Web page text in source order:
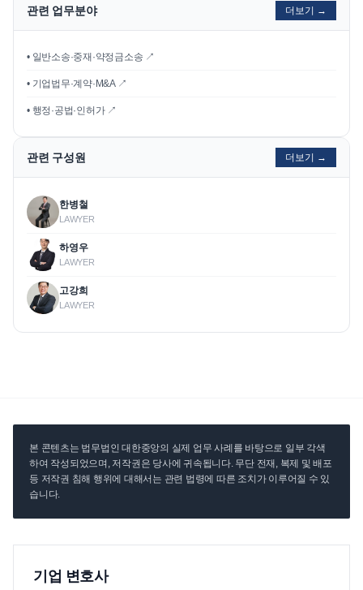
관련 업무분야 더보기 →
• 일반소송·중재·약정금소송 ↗
• 기업법무·계약·M&A ↗
• 행정·공법·인허가 ↗
관련 구성원 더보기 →
한병철
LAWYER
하영우
LAWYER
고강희
LAWYER
본 콘텐츠는 법무법인 대한중앙의 실제 업무 사례를 바탕으로 일부 각색
하여 작성되었으며, 저작권은 당사에 귀속됩니다. 무단 전재, 복제 및 배포
등 저작권 침해 행위에 대해서는 관련 법령에 따른 조치가 이루어질 수 있
습니다.
기업 변호사